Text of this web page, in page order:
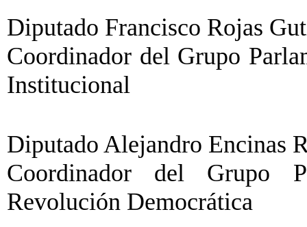
Diputado Francisco Rojas
Coordinador del Grupo
Institucional
Diputado Alejandro Encinas
Coordinador del Grupo
Revolución Democrática